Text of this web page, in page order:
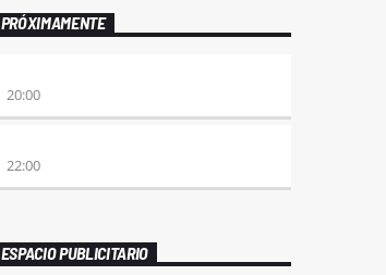
PRÓXIMAMENTE
20:00
22:00
ESPACIO PUBLICITARIO